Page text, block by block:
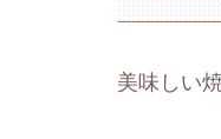
美味しい